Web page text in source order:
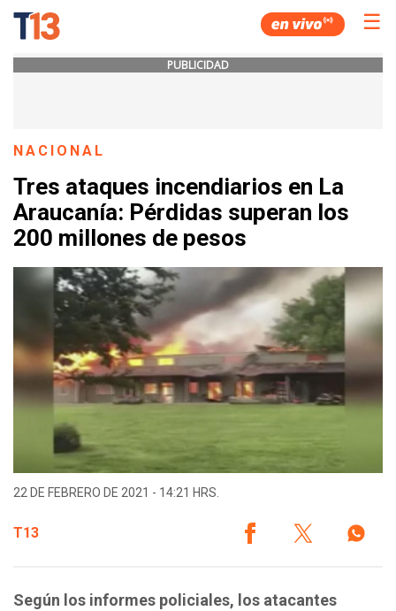
☰
PUBLICIDAD
NACIONAL
Tres ataques incendiarios en La
Araucanía: Pérdidas superan los
200 millones de pesos
22 DE FEBRERO DE 2021 - 14:21 HRS.
T13
Según los informes policiales, los atacantes